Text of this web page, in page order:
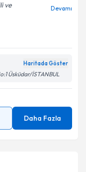
ve
Devamı
Haritada Göster
Üsküdar/İSTANBUL
Daha Fazla